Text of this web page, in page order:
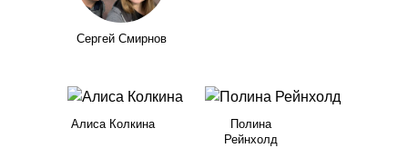
Сергей Смирнов
Алиса Колкина
Полина
Рейнхолд